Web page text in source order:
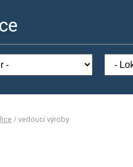
/ vedoucí výroby